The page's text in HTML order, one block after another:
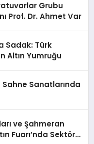
Grubu
Prof. Dr. Ahmet Var
Sadak: Türk
Altın Yumruğu
Sahne Sanatlarında
ve Şahmeran
Fuarı’nda Sektöre